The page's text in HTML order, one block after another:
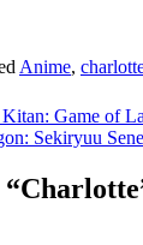
Anime,
Game of
Sekiryuu
“Charlotte